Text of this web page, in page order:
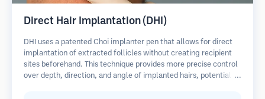
Direct Hair Implantation (DHI)
DHI uses a patented Choi implanter pen that allows for direct
implantation of extracted follicles without creating recipient
sites beforehand. This technique provides more precise control
over depth, direction, and angle of implanted hairs, potentially